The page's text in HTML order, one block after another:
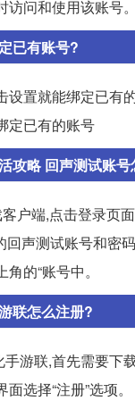
问和使用该账号。
已有账号?
设置就能绑定已有
定已有的账号
攻略 回声测试账
户端,点击登录页
声测试账号和密
的“账号中。
联怎么注册?
游联,首先需要下
面选择“注册”选项